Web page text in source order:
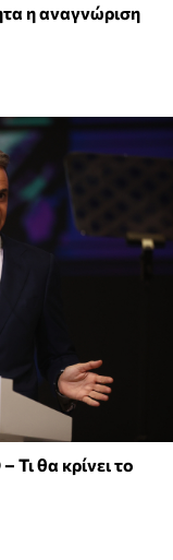
η αναγνώριση
Τι θα κρίνει το